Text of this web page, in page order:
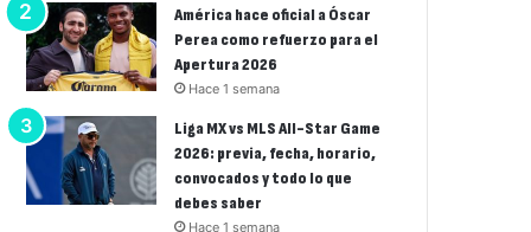
América hace oficial a Óscar
Perea como refuerzo para el
Apertura 2026
Hace 1 semana
Liga MX vs MLS All-Star Game
2026: previa, fecha, horario,
convocados y todo lo que
debes saber
Hace 1 semana